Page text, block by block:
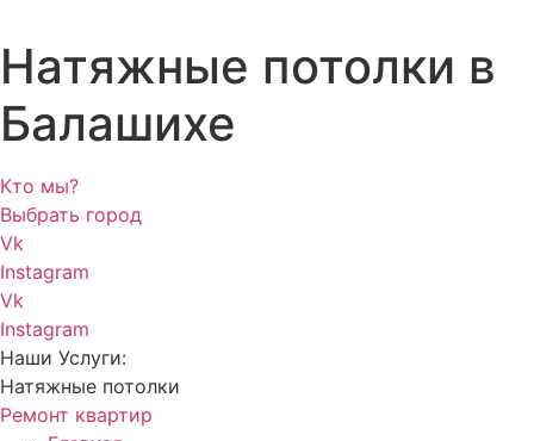
Натяжные потолки в
Балашихе
Кто мы?
Выбрать город
Vk
Instagram
Vk
Instagram
Наши Услуги:
Натяжные потолки
Ремонт квартир